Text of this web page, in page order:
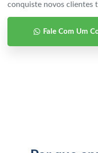
conquiste novos clientes
Fale Com Um